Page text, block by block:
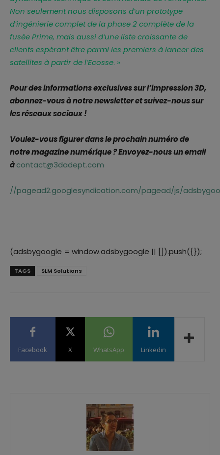
Non seulement nous disposons d’un prototype
d’ingénierie complet de la phase 2 complète de la
fusée Prime, mais aussi d’une liste croissante de
clients espérant être parmi les premiers à lancer des
satellites à partir de l’Ecosse. »
Pour des informations exclusives sur l’impression 3D,
abonnez-vous à notre newsletter et suivez-nous sur
les réseaux sociaux !
Voulez-vous figurer dans le prochain numéro de
notre magazine numérique ? Envoyez-nous un email
àcontact@3dadept.com
//pagead2.googlesyndication.com/pagead/js/
(adsbygoogle = window.adsbygoogle || []).push({});
TAGS SLM Solutions
Facebook X WhatsApp Linkedin